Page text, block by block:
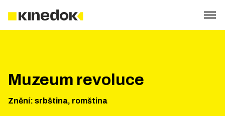
Muzeum revoluce
Znění: srbština, romština